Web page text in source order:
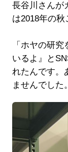
長谷川さんが
は2018年の秋
「ホヤの研
いるよ』と
れたんです。
ませんでした